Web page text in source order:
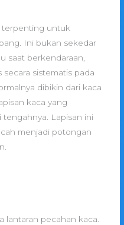
terpenting untuk
Ini bukan sekedar
saat berkendaraan,
sistematis pada
dibikin dari kaca
kaca yang
Lapisan ini
menjadi potongan
lantaran pecahan kaca.